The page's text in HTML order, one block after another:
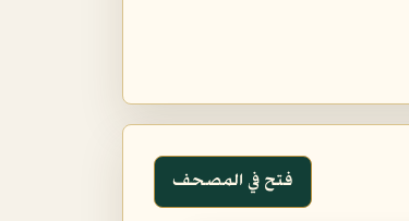
فتح في المصحف